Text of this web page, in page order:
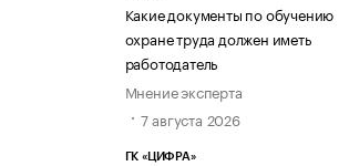
Какие документы по обучению
охране труда должен иметь
работодатель
Мнение эксперта
7 августа 2026
ГК «ЦИФРА»